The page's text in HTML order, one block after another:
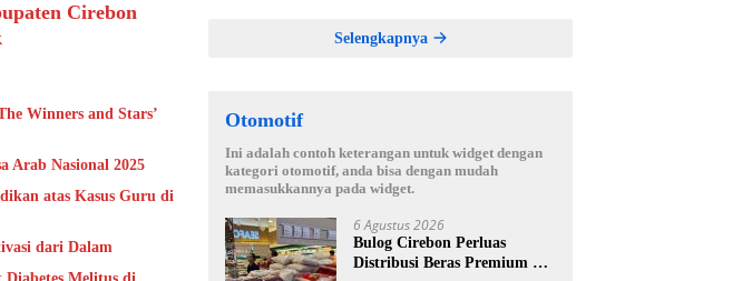
Cirebon
Winners and Stars’
Arab Nasional 2025
atas Kasus Guru di
dari Dalam
Selengkapnya
Otomotif
Ini adalah contoh keterangan untuk widget dengan
kategori otomotif, anda bisa dengan mudah
memasukkannya pada widget.
6 Agustus 2026
Bulog Cirebon Perluas
Distribusi Beras Premium ke